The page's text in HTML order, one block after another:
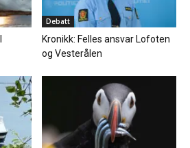
Debatt
Kronikk: Felles ansvar Lofoten
og Vesterålen